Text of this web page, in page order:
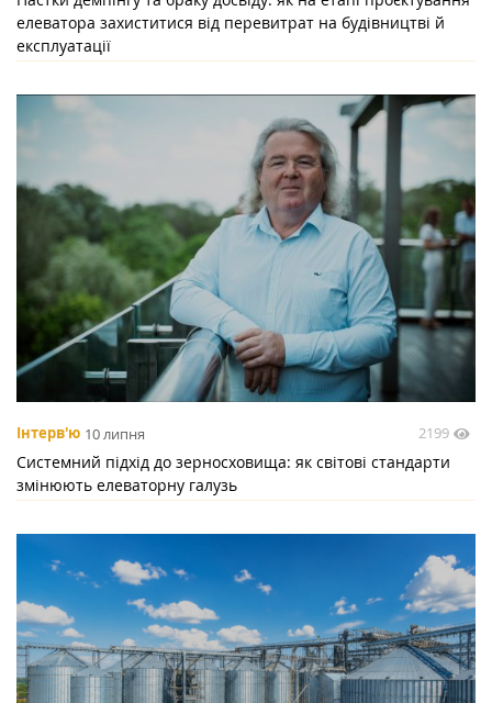
елеватора захиститися від перевитрат на будівництві й
експлуатації
Інтерв'ю 10 липня 2199
Системний підхід до зерносховища: як світові стандарти
змінюють елеваторну галузь